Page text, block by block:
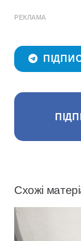
РЕКЛАМА
Схожі